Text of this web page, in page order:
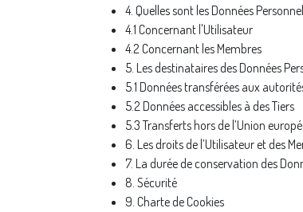
4. Quelles sont les Données
4.1 Concernant l'Utilisateur
4.2 Concernant les Membres
5. Les destinataires des Données
5.1 Données transférées aux
5.2 Données accessibles à des Tiers
5.3 Transferts hors de l’Union
6. Les droits de l’Utilisateur et des
7. La durée de conservation des
8. Sécurité
9. Charte de Cookies